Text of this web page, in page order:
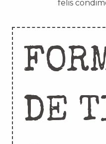
felis
DE